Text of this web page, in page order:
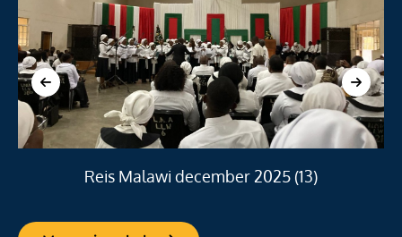
Reis Malawi december 2025 (13)